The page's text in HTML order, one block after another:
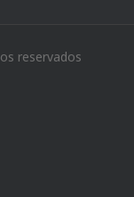
reservados